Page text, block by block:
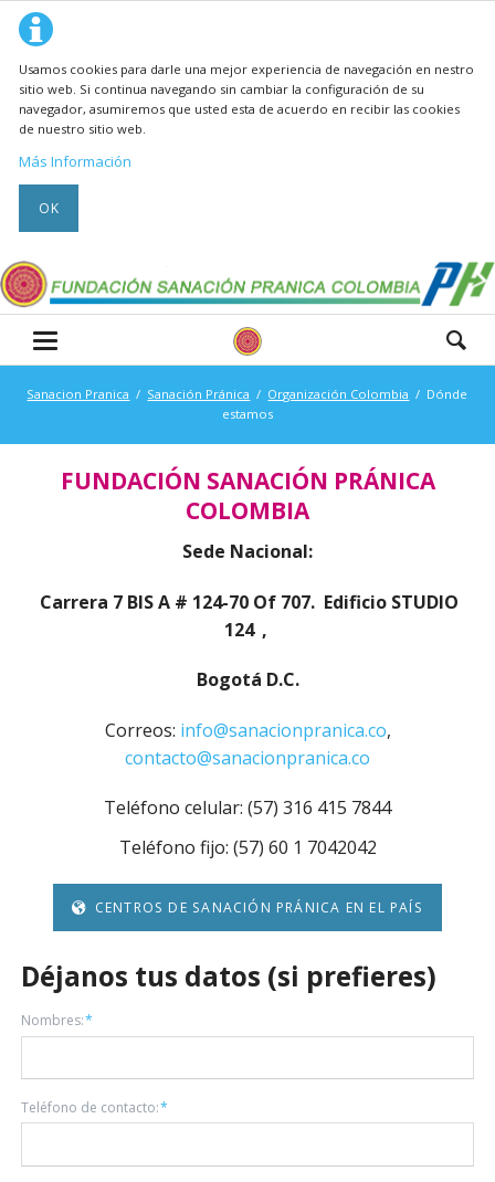
Usamos cookies para darle una mejor experiencia de navegación en nestro
sitio web. Si continua navegando sin cambiar la configuración de su
navegador, asumiremos que usted esta de acuerdo en recibir las cookies
de nuestro sitio web.
Más Información
OK
Sanacion Pranica Sanación Pránica Organización Colombia
Dónde
estamos
FUNDACIÓN SANACIÓN PRÁNICA
COLOMBIA
Sede Nacional:
Carrera 7 BIS A # 124-70 Of 707. Edificio STUDIO
124 ,
Bogotá D.C.
Correos: info@sanacionpranica.co,
contacto@sanacionpranica.co
Teléfono celular: (57) 316 415 7844
Teléfono fijo: (57) 60 1 7042042
CENTROS DE SANACIÓN PRÁNICA EN EL PAÍS
Déjanos tus datos (si prefieres)
Campo
obligatorio
Nombres:*
Campo
obligatorio
Teléfono de contacto:*